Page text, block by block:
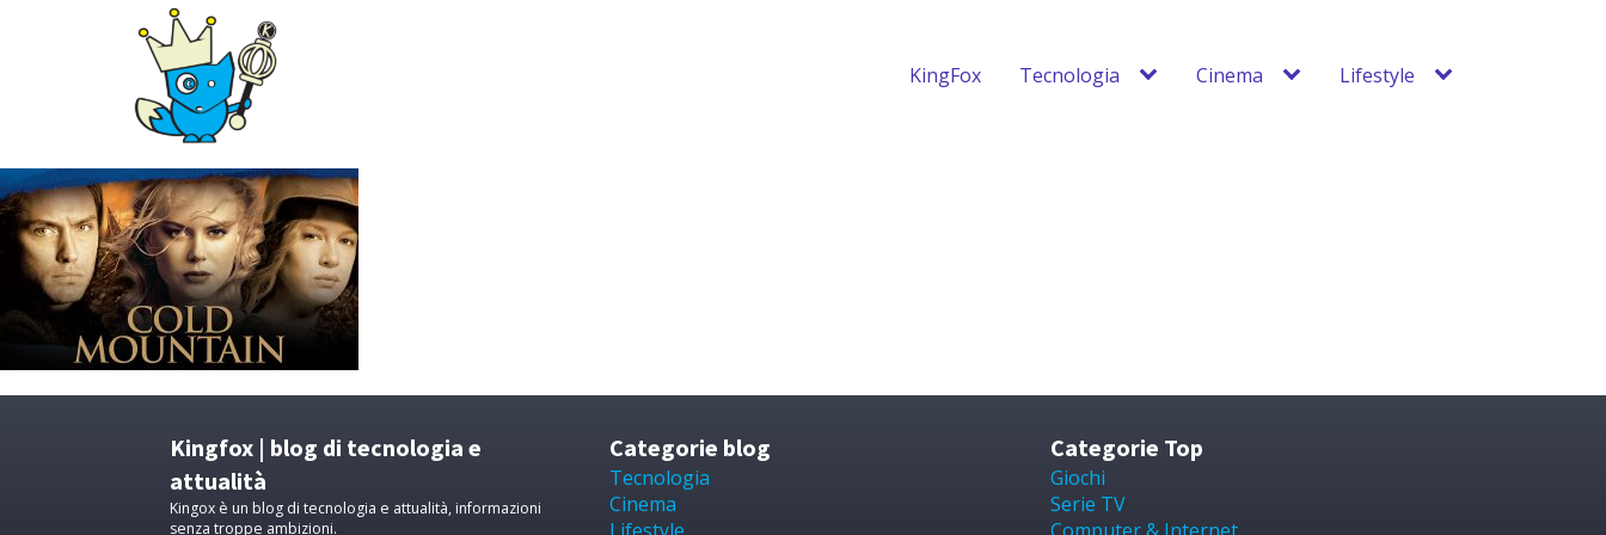
KingFox Tecnologia Cinema Lifestyle
Kingfox | blog di tecnologia e
attualità
Kingox è un blog di tecnologia e attualità, informazioni
senza troppe ambizioni.
Categorie blog
Tecnologia
Cinema
Categorie Top
Giochi
Serie TV